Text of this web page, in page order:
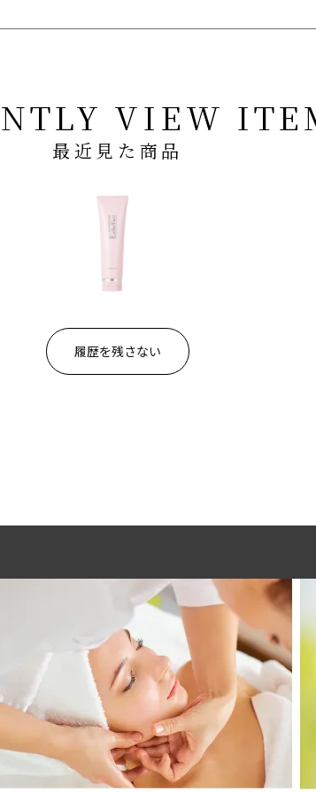
VIEW
最近見た商品
履歴を残さない